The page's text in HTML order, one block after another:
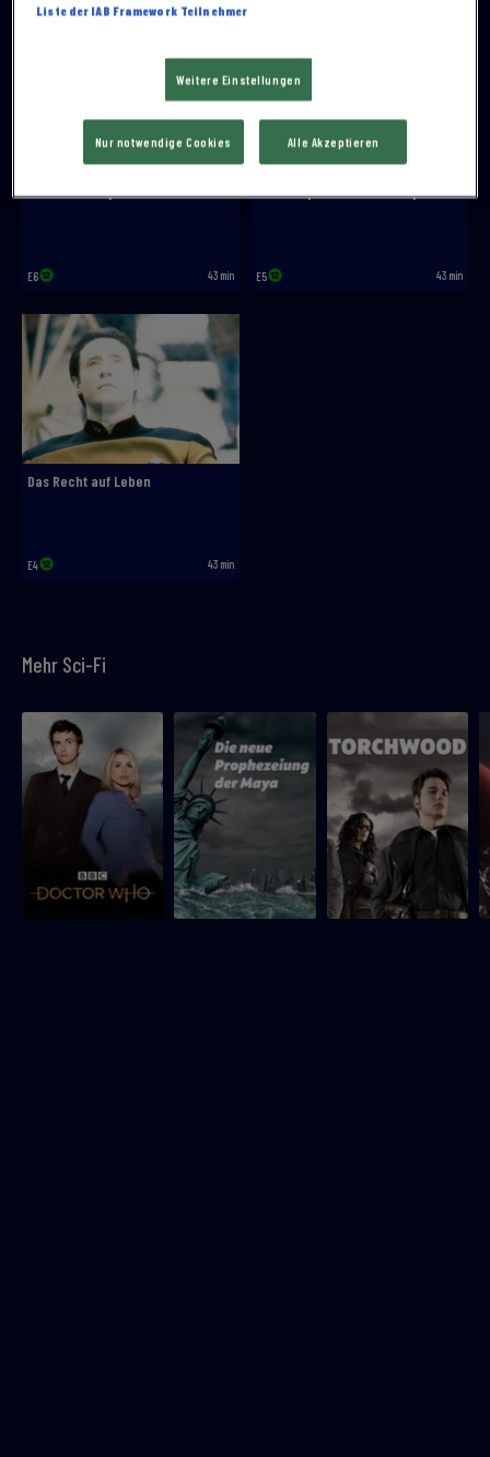
Gefährliche Spielsucht
E6 43 min
Katastrophe auf der Enterprise
E5 43 min
Das Recht auf Leben
E4 43 min
Mehr Sci-Fi
Liste der IAB Framework Teilnehmer
Weitere Einstellungen
Nur notwendige Cookies Alle Akzeptieren